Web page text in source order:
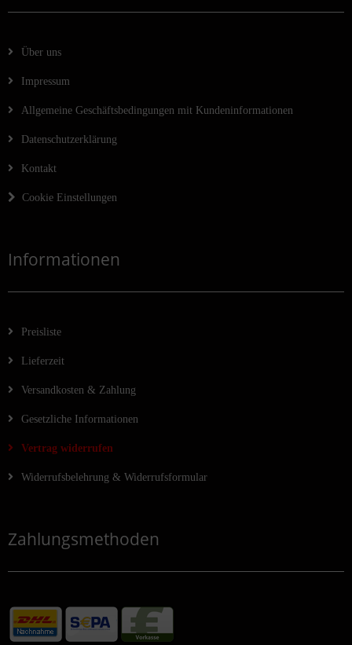
Über uns
Impressum
Allgemeine Geschäftsbedingungen mit Kundeninformationen
Datenschutzerklärung
Kontakt
Cookie Einstellungen
Informationen
Preisliste
Lieferzeit
Versandkosten & Zahlung
Gesetzliche Informationen
Vertrag widerrufen
Widerrufsbelehrung & Widerrufsformular
Zahlungsmethoden